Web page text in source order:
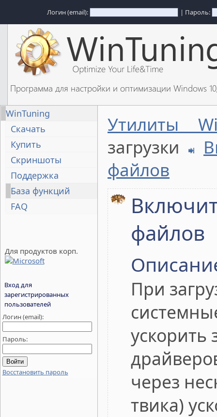
Логин (email): | Пароль:
Программа для настройки и оптимизации Windows
WinTuning
Скачать
Купить
Скриншоты
Поддержка
База функций
FAQ
Для продуктов корп.
Вход для
зарегистрированных
пользователей
Логин (email):
Пароль:
Восстановить пароль
Утилиты
загрузки
файлов
файлов
При
ускорить
через
твика)